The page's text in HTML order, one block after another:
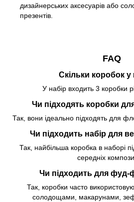
дизайнерських аксесуарів або
презентів.
FAQ
Скільки коробок у
У набір входить 3 коробки
Чи підходять коробки
Так, вони ідеально підходять для
Чи підходить набір для
Так, найбільша коробка в наборі
середніх
Чи підходить для фуд-
Так, коробки часто
солодощами, макарунами,